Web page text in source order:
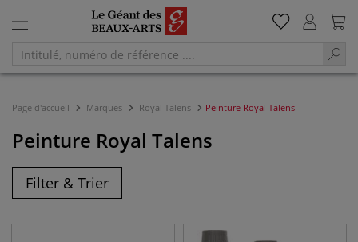
Page d'accueil Marques Royal Talens Peinture Royal Talens
Peinture Royal Talens
Filter & Trier